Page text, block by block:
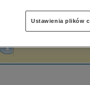
popularno-naukowe
historia
Ustawienia plików